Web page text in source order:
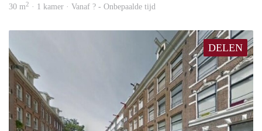
30 m2 · 1 kamer · Vanaf ? - Onbepaalde tijd
DELEN